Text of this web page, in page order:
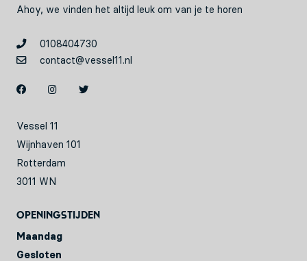
Ahoy, we vinden het altijd leuk om van je te horen
0108404730
contact@vessel11.nl
Vessel 11
Wijnhaven 101
Rotterdam
3011 WN
Openingstijden
Maandag
Gesloten